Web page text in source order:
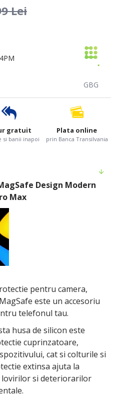
GBG
Lei
gratuit
si banii inapoi
Plata online
prin Banca Transilvania
Design Modern
Max
pentru camera,
este un accesoriu
telefonul tau.
husa de silicon este
cuprinzatoare,
cat si colturile si
extinsa ajuta la
si deteriorarilor